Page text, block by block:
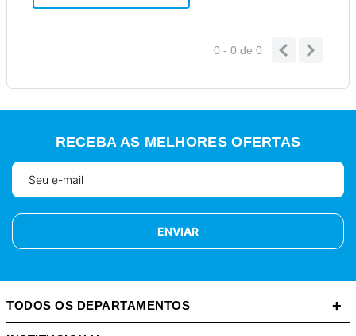
0 - 0 de 0
RECEBA AS MELHORES OFERTAS
ENVIAR
TODOS OS DEPARTAMENTOS +